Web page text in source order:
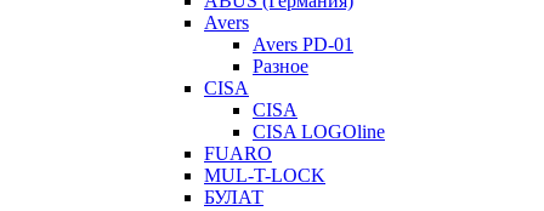
Avers
Avers PD-01
Разное
CISA
CISA
CISA LOGOline
FUARO
MUL-T-LOCK
БУЛАТ